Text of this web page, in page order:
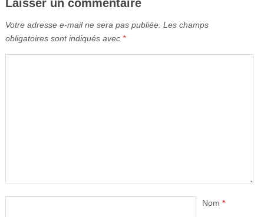
Laisser un commentaire
Votre adresse e-mail ne sera pas publiée. Les champs
obligatoires sont indiqués avec *
Nom *